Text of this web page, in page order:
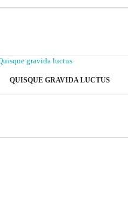
QUISQUE GRAVIDA LUCTUS